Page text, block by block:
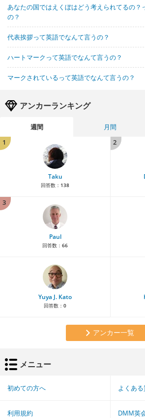
あなたの国ではえくぼはどう考えられてるの？
の？
代表挨拶って英語でなんて言うの？
ハートマークって英語でなんて言うの？
マークされているって英語でなんて言うの？
アンカーランキング
週間 月間
1
Taku
回答数： 138
2
3
Paul
回答数： 66
Yuya J. Kato
回答数： 0
アンカー一覧
メニュー
初めての方へ よくあ
利用規約 DMM英